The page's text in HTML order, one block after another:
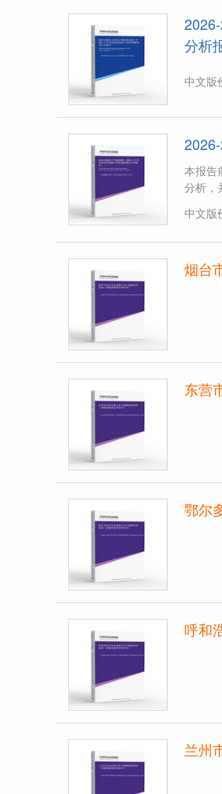
分析
中文版
本报告
分析，
中文版
烟台
东营
鄂尔
呼和
兰州